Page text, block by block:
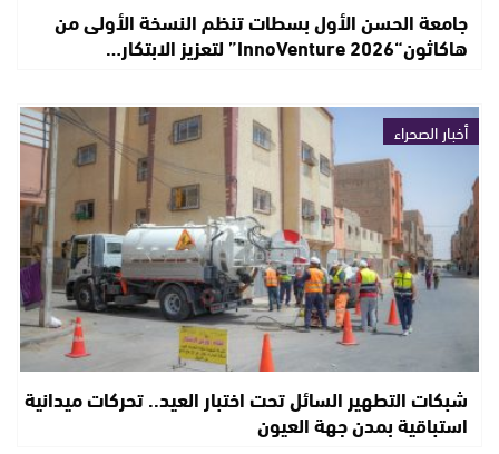
جامعة الحسن الأول بسطات تنظم النسخة الأولى من
هاكاثون“InnoVenture 2026” لتعزيز الابتكار…
أخبار الصحراء
شبكات التطهير السائل تحت اختبار العيد.. تحركات ميدانية
استباقية بمدن جهة العيون